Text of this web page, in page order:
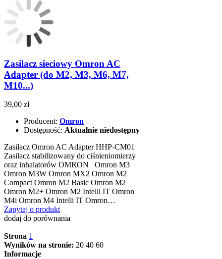
Zasilacz sieciowy Omron AC
Adapter (do M2, M3, M6, M7,
M10...)
39,00 zł
Producent: Omron
Dostępność: Aktualnie niedostępny
Zasilacz Omron AC Adapter HHP-CM01
Zasilacz stabilizowany do ciśnieniomierzy
oraz inhalatorów OMRON Omron M3
Omron M3W Omron MX2 Omron M2
Compact Omron M2 Basic Omron M2
Omron M2+ Omron M2 Intelli IT Omron
M4i Omron M4 Intelli IT Omron…
Zapytaj o produkt
dodaj do porównania
Strona 1
Wyników na stronie: 20 40 60
Informacje